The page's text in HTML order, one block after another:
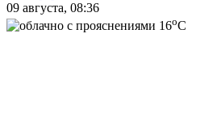
09 августа, 08:36
16oC